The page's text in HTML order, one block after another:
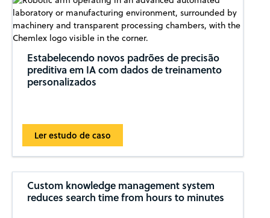
Estabelecendo novos padrões de precisão
preditiva em IA com dados de treinamento
personalizados
Ler estudo de caso
Custom knowledge management system
reduces search time from hours to minutes